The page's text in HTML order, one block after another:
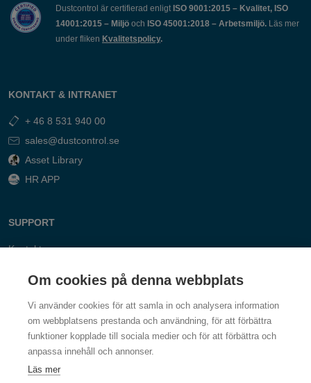
Dustcontrol är certifierad enligt ISO 9001:2015 – Kvalitet, ISO
14001:2015 – Miljö och ISO 45001:2018 – Arbetsmiljö. Läs mer
under fliken Kvalitetspolicy.
KONTAKT & INTRANET
+ 46 8 531 940 00
sales@dustcontrol.se
Asset Library
HR APP
SUPPORT
Kontakt
Om cookies på denna webbplats
Vi använder cookies för att samla in och analysera information
om webbplatsens prestanda och användning, för att förbättra
funktioner kopplade till sociala medier och för att förbättra och
anpassa innehåll och annonser.
Läs mer